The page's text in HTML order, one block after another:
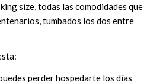
size, todas las comodidades que
tumbados los dos entre
perder hospedarte los días